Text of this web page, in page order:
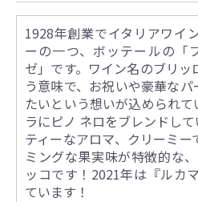
1928年創業でイタリアワイ
ーの一つ、ボッテールの「
ゼ」です。ワイン名のブリ
う意味で、お祝いや豪華な
たいという想いが込められ
ラにピノ ネロをブレンドし
ティーなアロマ、クリーミ
ミングな果実味が特徴的な
ッコです！2021年は『ルカ
ています！